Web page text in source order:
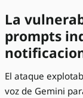
La
prompts
El ataque
voz de Gemini